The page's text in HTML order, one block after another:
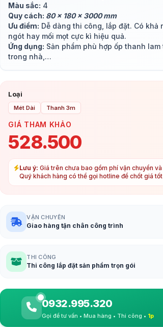
Màu sắc: 4
Quy cách: 80 x 180 x 3000 mm
Ưu điểm: Dễ dàng thi công, lắp đặt. Có
ngót hay mối mọt cực kì hiệu quả.
Ứng dụng: Sản phẩm phù hợp ốp thanh
trong nhà,…
Loại
Mét Dài Thanh 3m
GIÁ THAM KHẢO
528.500
Lưu ý: Giá trên chưa bao gồm phí vận chuyển
Quý khách hàng có thể gọi hotline để chốt giá
VẬN CHUYỂN
Giao hàng tận chân công trình
THI CÔNG
Thi công lắp đặt sản phẩm trọn gói
0932.995.320
Gọi để tư vấn • Mua hàng • Thi công • 1p